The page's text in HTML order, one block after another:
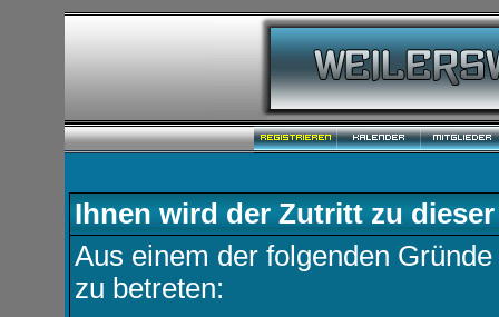
Ihnen wird der Zutritt zu
Aus einem der folgenden
zu betreten: